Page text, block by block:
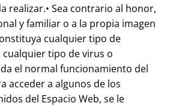
realizar.• Sea contrario al honor,
y familiar o a la propia imagen
cualquier tipo de
cualquier tipo de virus o
el normal funcionamiento del
acceder a algunos de los
del Espacio Web, se le